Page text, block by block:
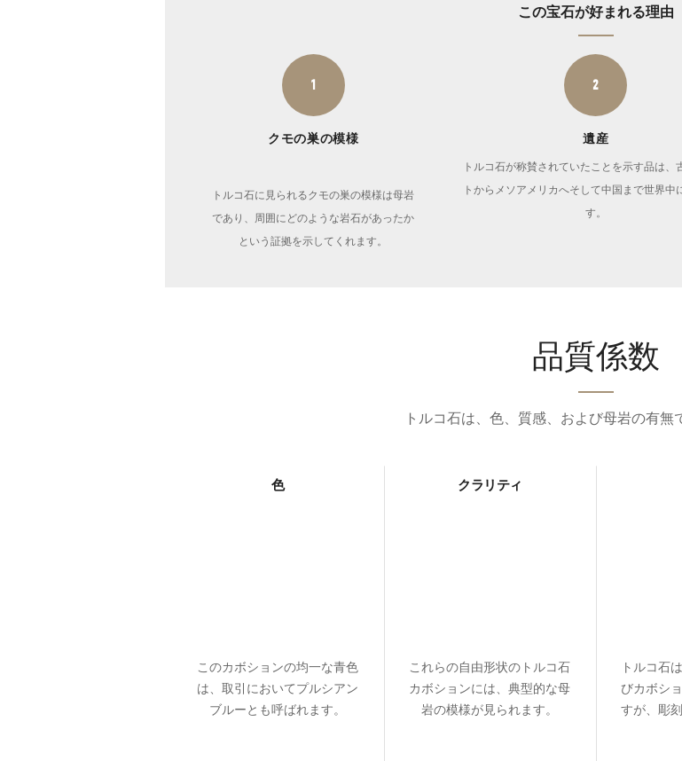
この宝石が好まれる理由
1
クモの巣の模様
トルコ石に見られるクモの巣の模様は母岩
であり、周囲にどのような岩石があったか
という証拠を示してくれます。
2
遺産
トルコ石が称賛されていたことを示す品は、
トからメソアメリカへそして中国まで世界中
す。
品質係数
トルコ石は、色、​質感、および母岩の有無
色
このカボションの均一な青色
は、取引においてプルシアン
ブルーとも呼ばれます。
クラリティ
これらの自由形状のトルコ石
カボションには、典型的な母
岩の模様が見られます。
トルコ石
びカボシ
すが、彫